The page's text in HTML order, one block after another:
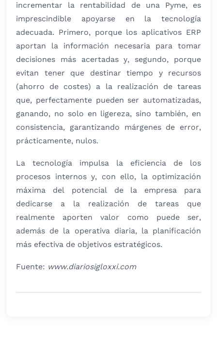
incrementar la rentabilidad de una Pyme, es
imprescindible apoyarse en la tecnología
adecuada. Primero, porque los aplicativos ERP
aportan la información necesaria para tomar
decisiones más acertadas y, segundo, porque
evitan tener que destinar tiempo y recursos
(ahorro de costes) a la realización de tareas
que, perfectamente pueden ser automatizadas,
ganando, no solo en ligereza, sino también, en
consistencia, garantizando márgenes de error,
prácticamente, nulos.
La tecnología impulsa la eficiencia de los
procesos internos y, con ello, la optimización
máxima del potencial de la empresa para
dedicarse a la realización de tareas que
realmente aporten valor como puede ser,
además de la operativa diaria, la planificación
más efectiva de objetivos estratégicos.
Fuente: www.diariosigloxxi.com